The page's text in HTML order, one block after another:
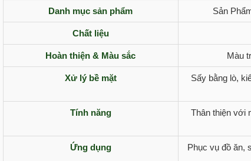
Danh mục sản phẩm Sản
Chất liệu
Hoàn thiện & Màu sắc Màu
Xử lý bề mặt
Sấy bằng lò,
Tính năng
Thân thiện với
Ứng dụng
Phục vụ đồ ăn,